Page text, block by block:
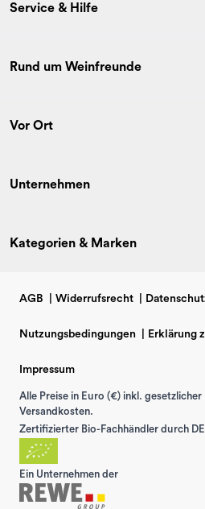
Service & Hilfe
Rund um Weinfreunde
Vor Ort
Unternehmen
Kategorien & Marken
AGB Widerrufsrecht
Nutzungsbedingungen Erklärung
Impressum
Alle Preise in Euro (€) inkl.
Versandkosten.
Zertifizierter Bio-Fachhändler durch
Ein Unternehmen der